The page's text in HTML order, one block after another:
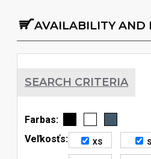
AVAILABILITY AND
SEARCH CRITERIA
Farbas:
Veľkosťs:
XS S